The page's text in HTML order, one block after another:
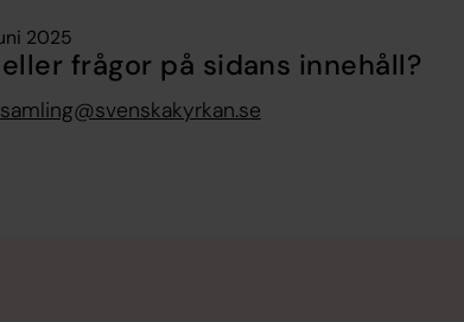
2025
frågor på sidans innehåll?